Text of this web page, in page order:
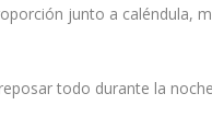
junto a caléndula,
todo durante la